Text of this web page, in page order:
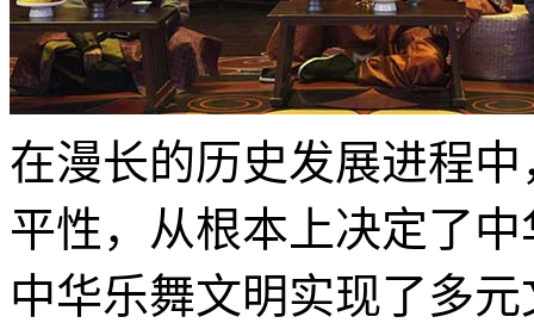
在漫长的历史发展进程
平性，从根本上决定了
中华乐舞文明实现了多